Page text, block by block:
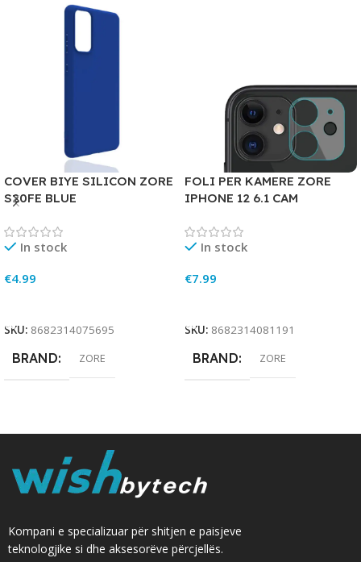
COVER BIYE SILICON ZORE
S20FE BLUE
In stock
€4.99
SKU: 8682314075695
BRAND ZORE
FOLI PER KAMERE ZORE
IPHONE 12 6.1 CAM
In stock
€7.99
SKU: 8682314081191
BRAND ZORE
Kompani e specializuar për shitjen e paisjeve
teknologjike si dhe aksesorëve përcjellës.